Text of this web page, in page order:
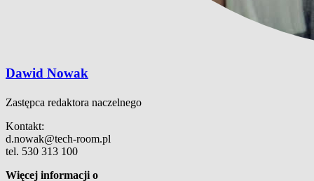
Dawid Nowak
Zastępca redaktora naczelnego
Kontakt:
d.nowak@tech-room.pl
tel. 530 313 100
Więcej informacji o